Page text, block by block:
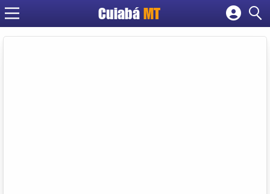
Cuiabá MT
Cadastrar empresa